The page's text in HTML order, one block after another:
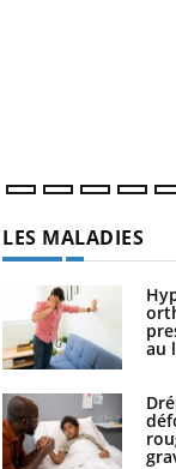
LES MALADIES
au